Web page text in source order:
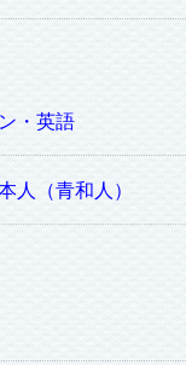
・英語
人（青和人）